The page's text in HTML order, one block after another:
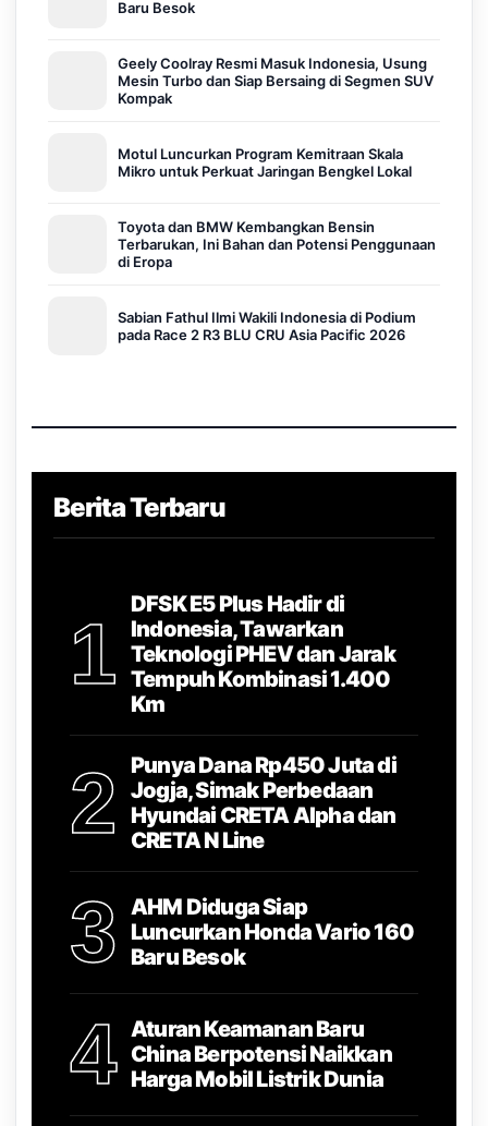
Baru Besok
Geely Coolray Resmi Masuk Indonesia, Usung
Mesin Turbo dan Siap Bersaing di Segmen SUV
Kompak
Motul Luncurkan Program Kemitraan Skala
Mikro untuk Perkuat Jaringan Bengkel Lokal
Toyota dan BMW Kembangkan Bensin
Terbarukan, Ini Bahan dan Potensi Penggunaan
di Eropa
Sabian Fathul Ilmi Wakili Indonesia di Podium
pada Race 2 R3 BLU CRU Asia Pacific 2026
Berita Terbaru
1
DFSK E5 Plus Hadir di
Indonesia, Tawarkan
Teknologi PHEV dan Jarak
Tempuh Kombinasi 1.400
Km
2
Punya Dana Rp450 Juta di
Jogja, Simak Perbedaan
Hyundai CRETA Alpha dan
CRETA N Line
3
AHM Diduga Siap
Luncurkan Honda Vario 160
Baru Besok
4
Aturan Keamanan Baru
China Berpotensi Naikkan
Harga Mobil Listrik Dunia